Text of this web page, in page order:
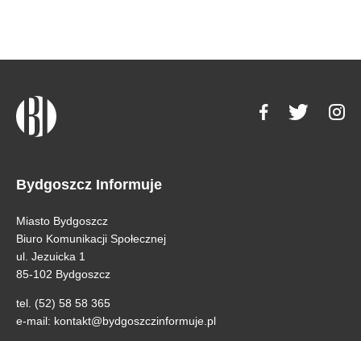
Bydgoszcz Informuje
Miasto Bydgoszcz
Biuro Komunikacji Społecznej
ul. Jezuicka 1
85-102 Bydgoszcz
tel. (52) 58 58 365
e-mail: kontakt@bydgoszczinformuje.pl